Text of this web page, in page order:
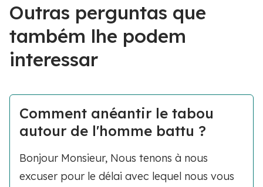
Outras perguntas que
também lhe podem
interessar
Comment anéantir le tabou
autour de l'homme battu ?
Bonjour Monsieur, Nous tenons à nous
excuser pour le délai avec lequel nous vous